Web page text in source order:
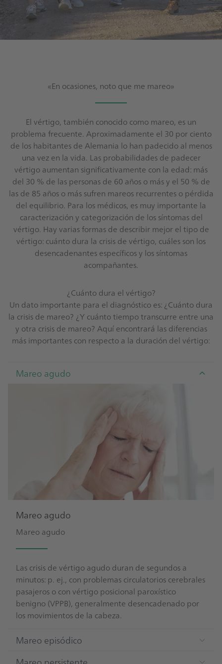
«En ocasiones, noto que me mareo»
El vértigo, también conocido como mareo, es un
problema frecuente. Aproximadamente el 30 por ciento
de los habitantes de Alemania lo han padecido al menos
una vez en la vida. Las probabilidades de padecer
vértigo aumentan significativamente con la edad: más
del 30 % de las personas de 60 años o más y el 50 % de
las de 85 años o más sufren mareos recurrentes o pérdida
del equilibrio. Para los médicos, es muy importante la
caracterización y categorización de los síntomas del
vértigo. Hay varias formas de describir mejor el tipo de
vértigo: cuánto dura la crisis de vértigo, cuáles son los
desencadenantes específicos y los síntomas
acompañantes.
¿Cuánto dura el vértigo?
Un dato importante para el diagnóstico es: ¿Cuánto dura
la crisis de mareo? ¿Y cuánto tiempo transcurre entre una
y otra crisis de mareo? Aquí encontrará las diferencias
más importantes con respecto a la duración del vértigo:
Mareo agudo
Mareo agudo
Mareo agudo
Las crisis de vértigo agudo duran de segundos a
minutos: p. ej., con problemas circulatorios cerebrales
pasajeros o con vértigo posicional paroxístico
benigno (VPPB), generalmente desencadenado por
los movimientos de la cabeza.
Mareo episódico